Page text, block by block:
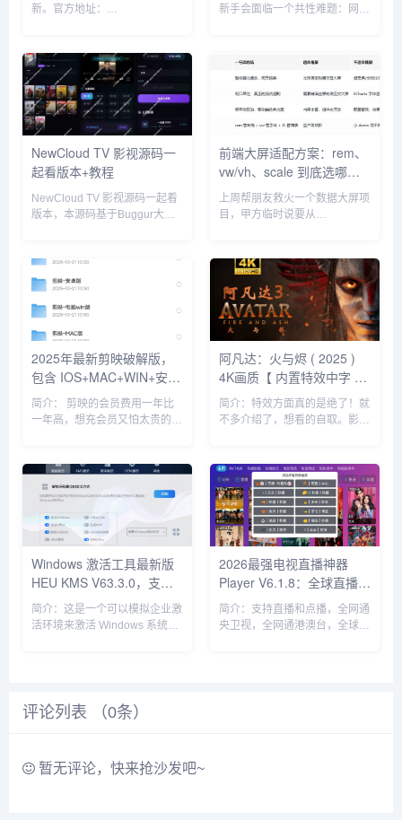
新。官方地址：
https://feiniao.paheng.net/frontend/list
演示地址：http...
新手会面临一个共性难题：网站
外。这种困境不仅导致流量匮
乏，更会打击建站积极性。...
NewCloud TV 影视源码一
起看版本+教程
NewCloud TV 影视源码一起看
版本，本源码基于Buggur大佬
什么地方放一起看按钮索性增加
到了影视详情页面环境要求：
PHP 7....
前端大屏适配方案：rem、
vw/vh、scale 到底选哪
个？
上周帮朋友救火一个数据大屏项
目，甲方临时说要从
友用的是 transform: scale 方
案，结果两边各留了一大片黑
边，甲方当场...
2025年最新剪映破解版，
包含 IOS+MAC+WIN+安卓
四大版本，所有付费功能全
部都可使用！
简介： 剪映的会员费用一年比
一年高，想充会员又怕太贵的小
视频发布抖音的小伙伴，所有付
费功能全部都可以使用，下载安
装...
阿凡达：火与烬 ( 2025 )
4K画质【 内置特效中字 】
附前两部，在线观看
简介：特效方面真的是绝了！就
不多介绍了，想看的自取。影片
上，深刻描绘一个家族在战火中
如何成长、并共同守护血脉相连
的情感纽带的历程，从而将故事
推向...
Windows 激活工具最新版
HEU KMS V63.3.0，支持
离线激活
简介：这是一个可以模拟企业激
活环境来激活 Windows 系统和
方便...
2026最强电视直播神器
Player V6.1.8：全球直播卫
视全覆盖 + 全网4K影视资
源点播
简介：支持直播和点播，全网通
央卫视，全网通港澳台，全球直
评论列表 （0条）
暂无评论，快来抢沙发吧~